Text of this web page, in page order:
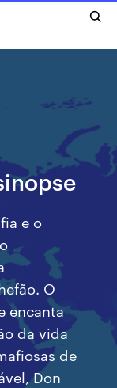
e o
O
encanta
da vida
de
Don